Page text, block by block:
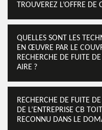
TROUVEREZ L’OFFRE
QUELLES SONT LES
EN ŒUVRE PAR LE
RECHERCHE DE FUITE
AIRE ?
RECHERCHE DE FUITE
DE L’ENTREPRISE CB
RECONNU DANS LE